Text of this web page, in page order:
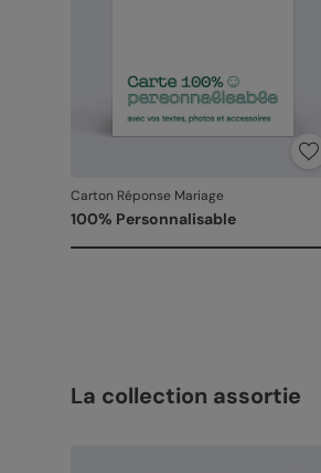
Carton Réponse Mariage
100% Personnalisable
La collection assortie